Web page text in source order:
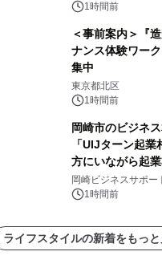
1時間前
＜事前案内＞『
ナンス体験ワー
集中
東京都北区
1時間前
岡崎市のビジネ
「UIJターン起
方にいながら起
挑戦者があつま
岡崎ビジネスサポ
1時間前
ライフスタイルの新着をもっ